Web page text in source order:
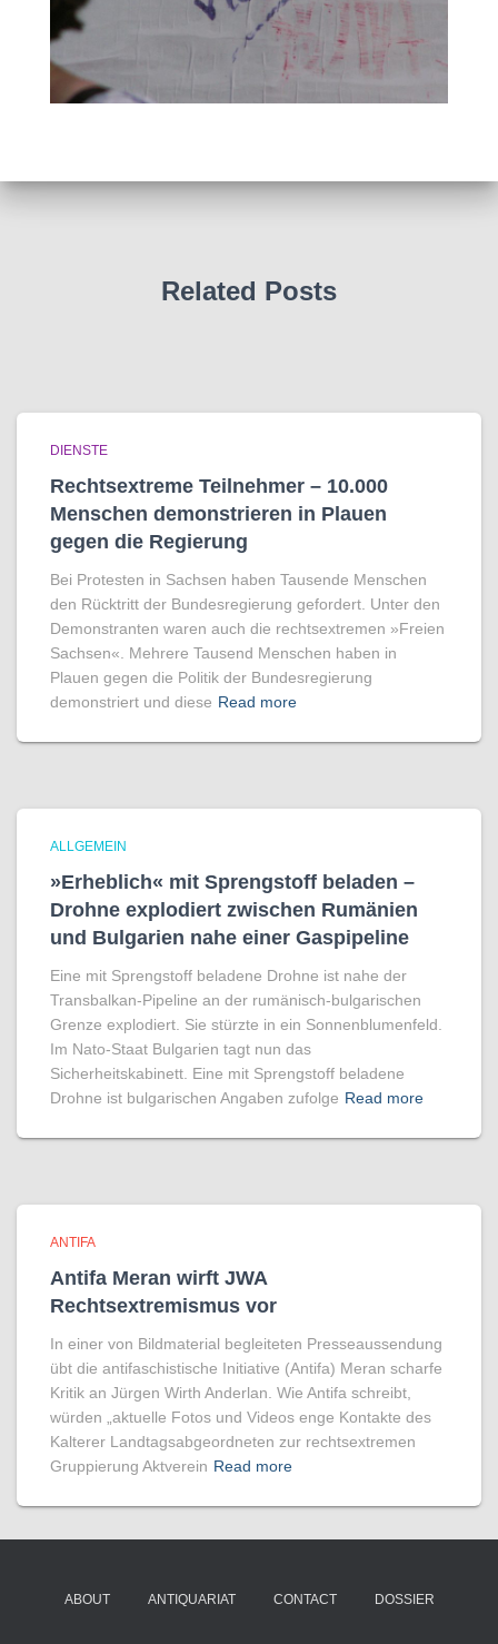
Related Posts
DIENSTE
Rechtsextreme Teilnehmer – 10.000
Menschen demonstrieren in Plauen
gegen die Regierung
Bei Protesten in Sachsen haben Tausende Menschen
den Rücktritt der Bundesregierung gefordert. Unter den
Demonstranten waren auch die rechtsextremen »Freien
Sachsen«. Mehrere Tausend Menschen haben in
Plauen gegen die Politik der Bundesregierung
demonstriert und diese Read more
ALLGEMEIN
»Erheblich« mit Sprengstoff beladen –
Drohne explodiert zwischen Rumänien
und Bulgarien nahe einer Gaspipeline
Eine mit Sprengstoff beladene Drohne ist nahe der
Transbalkan-Pipeline an der rumänisch-bulgarischen
Grenze explodiert. Sie stürzte in ein Sonnenblumenfeld.
Im Nato-Staat Bulgarien tagt nun das
Sicherheitskabinett. Eine mit Sprengstoff beladene
Drohne ist bulgarischen Angaben zufolge Read more
ANTIFA
Antifa Meran wirft JWA
Rechtsextremismus vor
In einer von Bildmaterial begleiteten Presseaussendung
übt die antifaschistische Initiative (Antifa) Meran scharfe
Kritik an Jürgen Wirth Anderlan. Wie Antifa schreibt,
würden „aktuelle Fotos und Videos enge Kontakte des
Kalterer Landtagsabgeordneten zur rechtsextremen
Gruppierung Aktverein Read more
ABOUT ANTIQUARIAT CONTACT DOSSIER